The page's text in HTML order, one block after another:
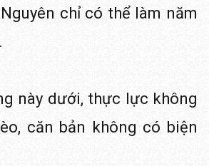
chỉ có thể làm năm
này dưới, thực lực không
căn bản không có biện